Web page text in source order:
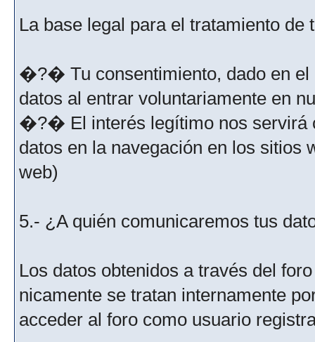
La base legal para el tratamiento
�?� Tu consentimiento, dado en el
datos al entrar voluntariamente en
�?� El interés legítimo nos servirá
datos en la navegación en los sitios
web)
5.- ¿A quién comunicaremos tus
Los datos obtenidos a través del
nicamente se tratan internamente
acceder al foro como usuario